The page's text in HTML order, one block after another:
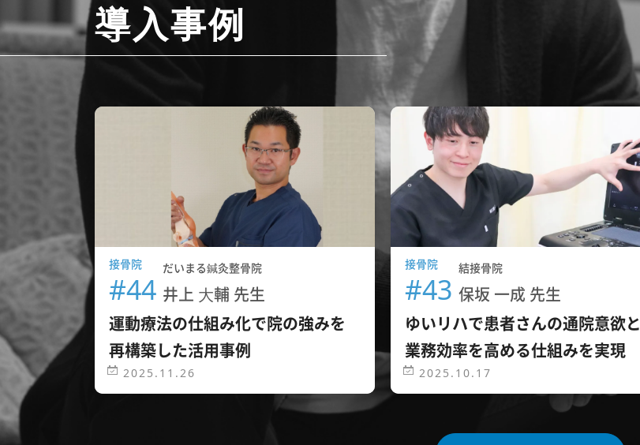
導入事例
接骨院
#44
だいまる鍼灸整骨院
井上 ⼤輔 先生
運動療法の仕組み化で院の強みを
再構築した活用事例
2025.11.26
接骨院
#43
結接骨院
保坂 一成 先生
ゆいリハで患者さんの通院意欲と
業務効率を高める仕組みを実現
2025.10.17